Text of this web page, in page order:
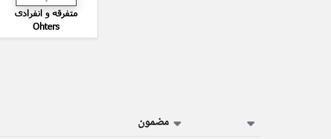
متفرقه و انفرادی
Ohters
مضمون